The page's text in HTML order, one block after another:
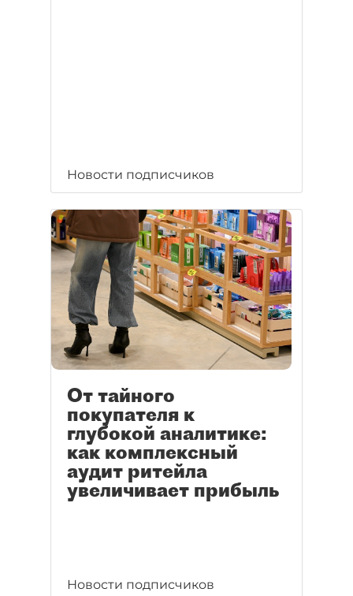
Новости подписчиков
От тайного
покупателя к
глубокой аналитике:
как комплексный
аудит ритейла
увеличивает прибыль
Новости подписчиков